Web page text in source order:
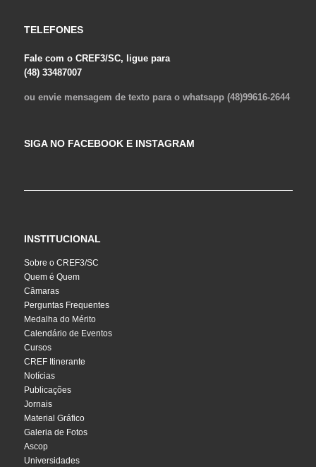
TELEFONES
Fale com o CREF3/SC, ligue para
(48) 33487007
ou envie mensagem de texto para o whatsapp (48)99616-2644
SIGA NO FACEBOOK E INSTAGRAM
INSTITUCIONAL
Sobre o CREF3/SC
Quem é Quem
Câmaras
Perguntas Frequentes
Medalha do Mérito
Calendário de Eventos
Cursos
CREF Itinerante
Notícias
Publicações
Jornais
Material Gráfico
Galeria de Fotos
Ascop
Universidades